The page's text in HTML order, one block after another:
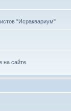
"Исраквариум"
на сайте.